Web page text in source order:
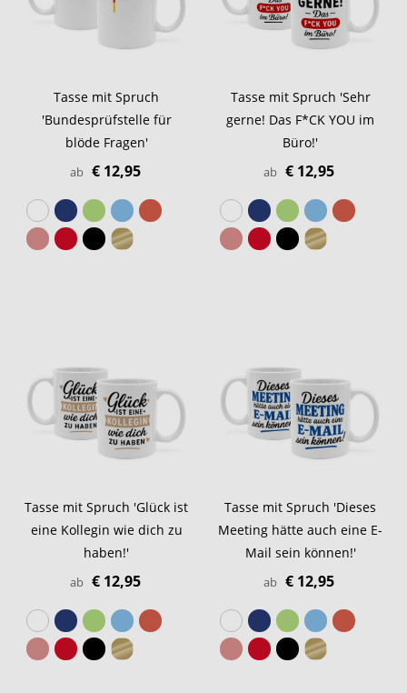
Tasse mit Spruch
'Bundesprüfstelle für
blöde Fragen'
ab € 12,95
Tasse mit Spruch 'Sehr
gerne! Das F*CK YOU im
Büro!'
ab € 12,95
Tasse mit Spruch 'Glück ist
eine Kollegin wie dich zu
haben!'
ab € 12,95
Tasse mit Spruch 'Dieses
Meeting hätte auch eine E-
Mail sein können!'
ab € 12,95